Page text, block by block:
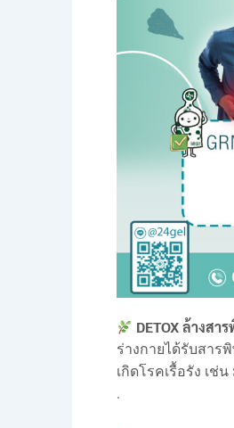
DETOX ล้างสา
ร่างกายได้รับสาร
เกิดโรคเรื้อรัง เช่
.